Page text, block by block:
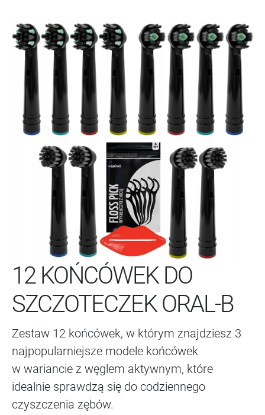
12 KOŃCÓWEK DO
SZCZOTECZEK ORAL-B
Zestaw 12 końcówek, w którym znajdziesz 3
najpopularniejsze modele końcówek
w wariancie z węglem aktywnym, które
idealnie sprawdzą się do codziennego
czyszczenia zębów.